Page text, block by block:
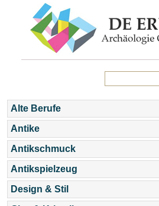
Alte Berufe
Antike
Antikschmuck
Antikspielzeug
Design & Stil